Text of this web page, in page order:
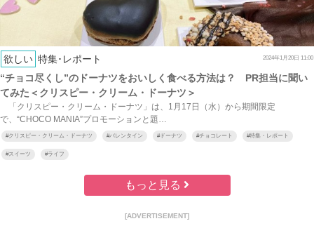
欲しい 特集･レポート 2024年1月20日 11:00
“チョコ尽くし”のドーナツをおいしく食べる方法は？ PR担当に聞い
てみた＜クリスピー・クリーム・ドーナツ＞
「クリスピー・クリーム・ドーナツ」は、1月17日（水）から期間限定
で、“CHOCO MANIA”プロモーションと題…
#クリスピー・クリーム・ドーナツ #バレンタイン #ドーナツ #チョコレート #特集・レポート
#スイーツ #ライフ
もっと見る
[ADVERTISEMENT]